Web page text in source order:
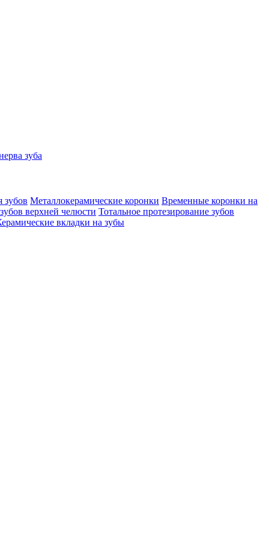
зуба
зубов Металлокерамические коронки Временные коронки на
верхней челюсти Тотальное протезирование зубов
вкладки на зубы